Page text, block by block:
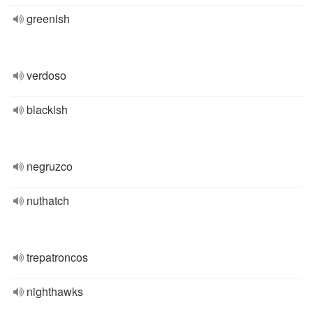
greenish
verdoso
blackish
negruzco
nuthatch
trepatroncos
nighthawks